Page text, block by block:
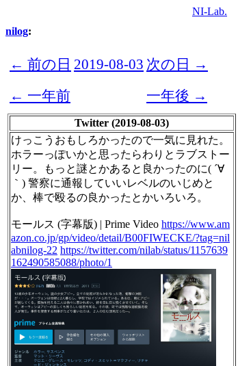
NI-Lab.
nilog:
← 前の日 2019-08-03 次の日 →
← 一年前
一年後 →
Twitter (2019-08-03)
けっこうおもしろかったので一気に見れた。
ホラーっぽいかと思ったらわりとラブストー
リー。もっと謎とかあると良かったのに( ´∀
｀) 警察に通報していいレベルのいじめと
か、棒で殴るの良かったとかいろいろ。
モールス (字幕版) | Prime Video https://www.am
azon.co.jp/gp/video/detail/B00FIWECKE/?tag=nil
abnilog-22 https://twitter.com/nilab/status/1157639
162490585088/photo/1